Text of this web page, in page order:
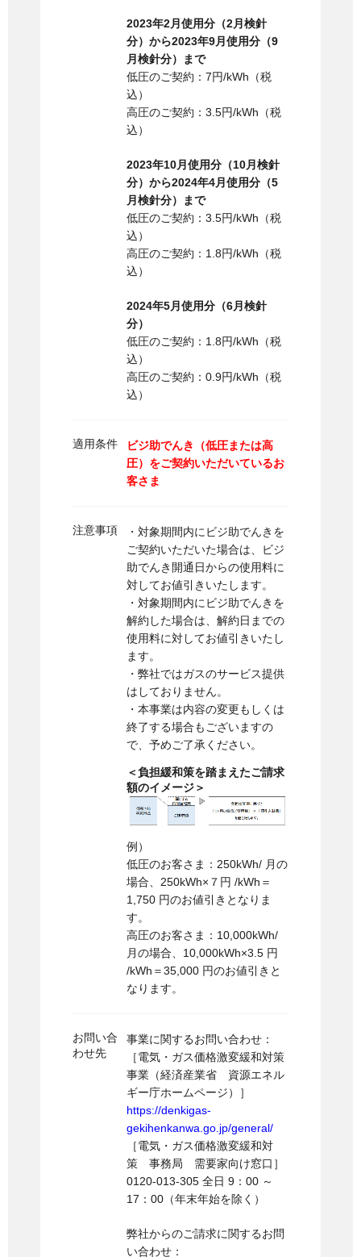
2023年2月使用分（2月検針
分）から2023年9月使用分（9
月検針分）まで
低圧のご契約：7円/kWh（税
込）
高圧のご契約：3.5円/kWh（税
込）
2023年10月使用分（10月検針
分）から2024年4月使用分（5
月検針分）まで
低圧のご契約：3.5円/kWh（税
込）
高圧のご契約：1.8円/kWh（税
込）
2024年5月使用分（6月検針
分）
低圧のご契約：1.8円/kWh（税
込）
高圧のご契約：0.9円/kWh（税
込）
適用条件
ビジ助でんき（低圧または高
圧）をご契約いただいているお
客さま
注意事項
・対象期間内にビジ助でんきを
ご契約いただいた場合は、ビジ
助でんき開通日からの使用料に
対してお値引きいたします。
・対象期間内にビジ助でんきを
解約した場合は、解約日までの
使用料に対してお値引きいたし
ます。
・弊社ではガスのサービス提供
はしておりません。
・本事業は内容の変更もしくは
終了する場合もございますの
で、予めご了承ください。
＜負担緩和策を踏まえたご請求
額のイメージ＞
例）
低圧のお客さま：250kWh/ 月の
場合、250kWh×７円 /kWh＝
1,750 円のお値引きとなりま
す。
高圧のお客さま：10,000kWh/
月の場合、10,000kWh×3.5 円
/kWh＝35,000 円のお値引きと
なります。
お問い合
わせ先
事業に関するお問い合わせ：
［電気・ガス価格激変緩和対策
事業（経済産業省 資源エネル
ギー庁ホームページ）］
https://denkigas-
gekihenkanwa.go.jp/general/
［電気・ガス価格激変緩和対
策 事務局 需要家向け窓口］
0120-013-305 全日 9：00 ～
17：00（年末年始を除く）
弊社からのご請求に関するお問
い合わせ：